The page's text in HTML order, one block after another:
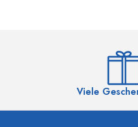
Viele